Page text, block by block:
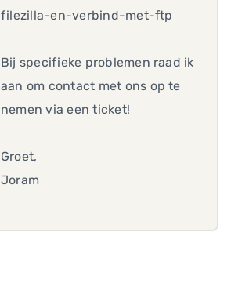
filezilla-en-verbind-met-ftp
Bij specifieke problemen raad ik
aan om contact met ons op te
nemen via een ticket!
Groet,
Joram